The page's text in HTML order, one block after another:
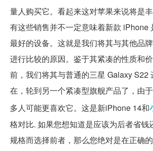
量人购买它。看起来这对苹果来说将是
有这些销售并不一定意味着新款 iPhone
最好的设备。这就是我们将其与其他品
进行比较的原因。鉴于其紧凑的性质和
前，我们将其与普通的三星 Galaxy S22
在，轮到另一个紧凑型旗舰产品了，由
多人可能更喜欢它。这是新iPhone 14和
格对比. 如果您想知道是应该为后者省钱
规格而选择前者，那么您绝对是在正确的